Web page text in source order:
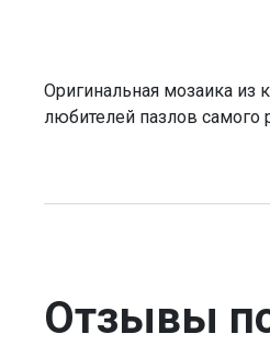
Оригинальная мозаика из
любителей пазлов самого
Отзывы